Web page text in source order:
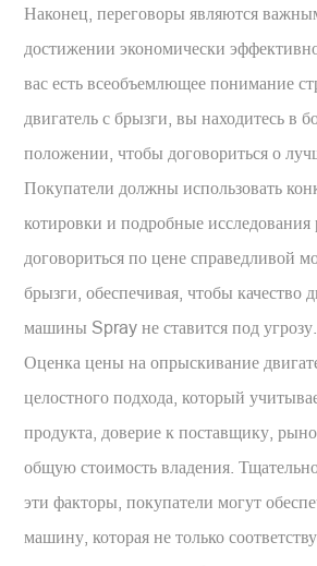
Наконец, переговоры являются
достижении экономически
вас есть всеобъемлющее понимание
двигатель с брызги, вы находитесь в
положении, чтобы договориться о
Покупатели должны использовать
котировки и подробные
договориться по цене справедливой
брызги, обеспечивая, чтобы качество
машины Spray не ставится под угрозу.
Оценка цены на опрыскивание
целостного подхода, который
продукта, доверие к поставщику,
общую стоимость владения.
эти факторы, покупатели могут
машину, которая не только